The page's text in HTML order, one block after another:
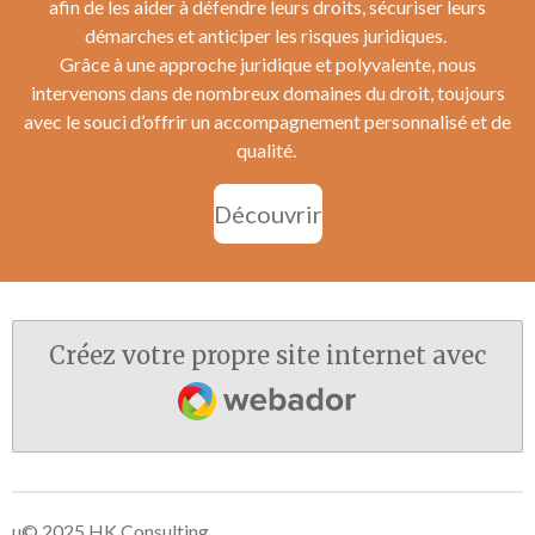
afin de les aider à défendre leurs droits, sécuriser leurs
démarches et anticiper les risques juridiques.
Grâce à une approche juridique et polyvalente, nous
intervenons dans de nombreux domaines du droit, toujours
avec le souci d’offrir un accompagnement personnalisé et de
qualité.
Découvrir
Créez votre propre site internet avec
Webador